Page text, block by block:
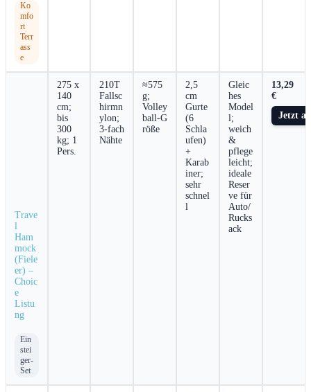
Ko
mfo
rt
Terr
ass
e
Trave
l
Ham
mock​
(Fiele
er) –
Choic
e
⁣Listu
ng
Ein
stei
ger‑
Set
275 x
140
cm;
bis
300
kg; 1
Pers.
210T
Fallsc
hirmn
ylon;
3-fach
Nähte
≈575
‌g;
Volley
ball‑G
röße
2,5
cm
Gurte
(6
Schla
ufen)
+
Karab
iner;
sehr
schnel
l
Gleic
hes
⁤Model
l;
weich
&
pflege
leicht;
ideale
Reser
ve für
Auto/
Rucks
ack
13,29
€
Jetzt